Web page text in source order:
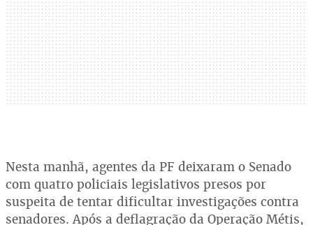
Nesta manhã, agentes da PF deixaram o Senado
com quatro policiais legislativos presos por
suspeita de tentar dificultar investigações contra
senadores. Após a deflagração da Operação Métis,